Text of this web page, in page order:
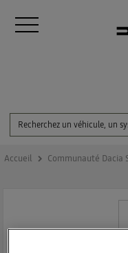
Accueil Communauté Dacia